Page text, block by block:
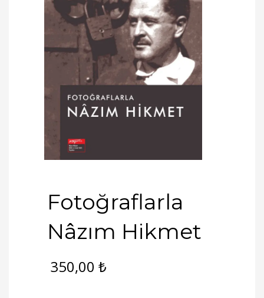
Fotoğraflarla
Nâzım Hikmet
350,00 ₺